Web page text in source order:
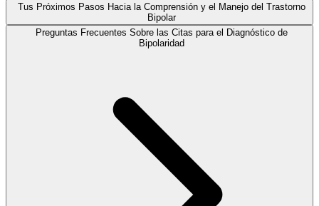
Tus Próximos Pasos Hacia la Comprensión y el Manejo del Trastorno
Bipolar
Preguntas Frecuentes Sobre las Citas para el Diagnóstico de
Bipolaridad